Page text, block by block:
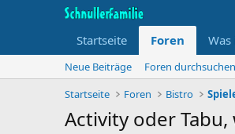
Startseite Foren Was
Neue Beiträge
Foren durchsuchen
Startseite
Foren Bistro
Activity oder